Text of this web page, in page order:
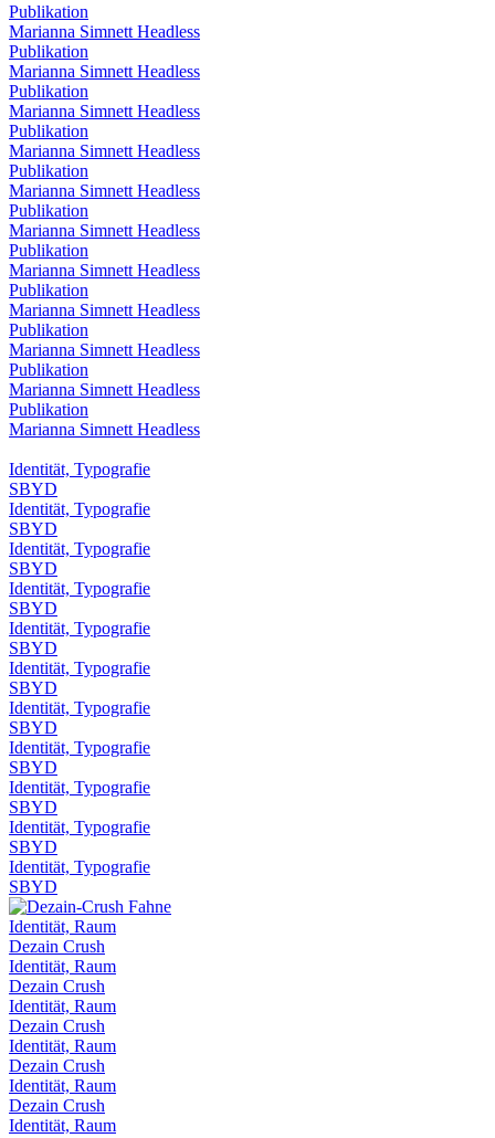
Publikation
Marianna Simnett Headless
Publikation
Marianna Simnett Headless
Publikation
Marianna Simnett Headless
Publikation
Marianna Simnett Headless
Publikation
Marianna Simnett Headless
Publikation
Marianna Simnett Headless
Publikation
Marianna Simnett Headless
Publikation
Marianna Simnett Headless
Publikation
Marianna Simnett Headless
Publikation
Marianna Simnett Headless
Publikation
Marianna Simnett Headless
Identität, Typografie
SBYD
Identität, Typografie
SBYD
Identität, Typografie
SBYD
Identität, Typografie
SBYD
Identität, Typografie
SBYD
Identität, Typografie
SBYD
Identität, Typografie
SBYD
Identität, Typografie
SBYD
Identität, Typografie
SBYD
Identität, Typografie
SBYD
Identität, Typografie
SBYD
Identität, Raum
Dezain Crush
Identität, Raum
Dezain Crush
Identität, Raum
Dezain Crush
Identität, Raum
Dezain Crush
Identität, Raum
Dezain Crush
Identität, Raum